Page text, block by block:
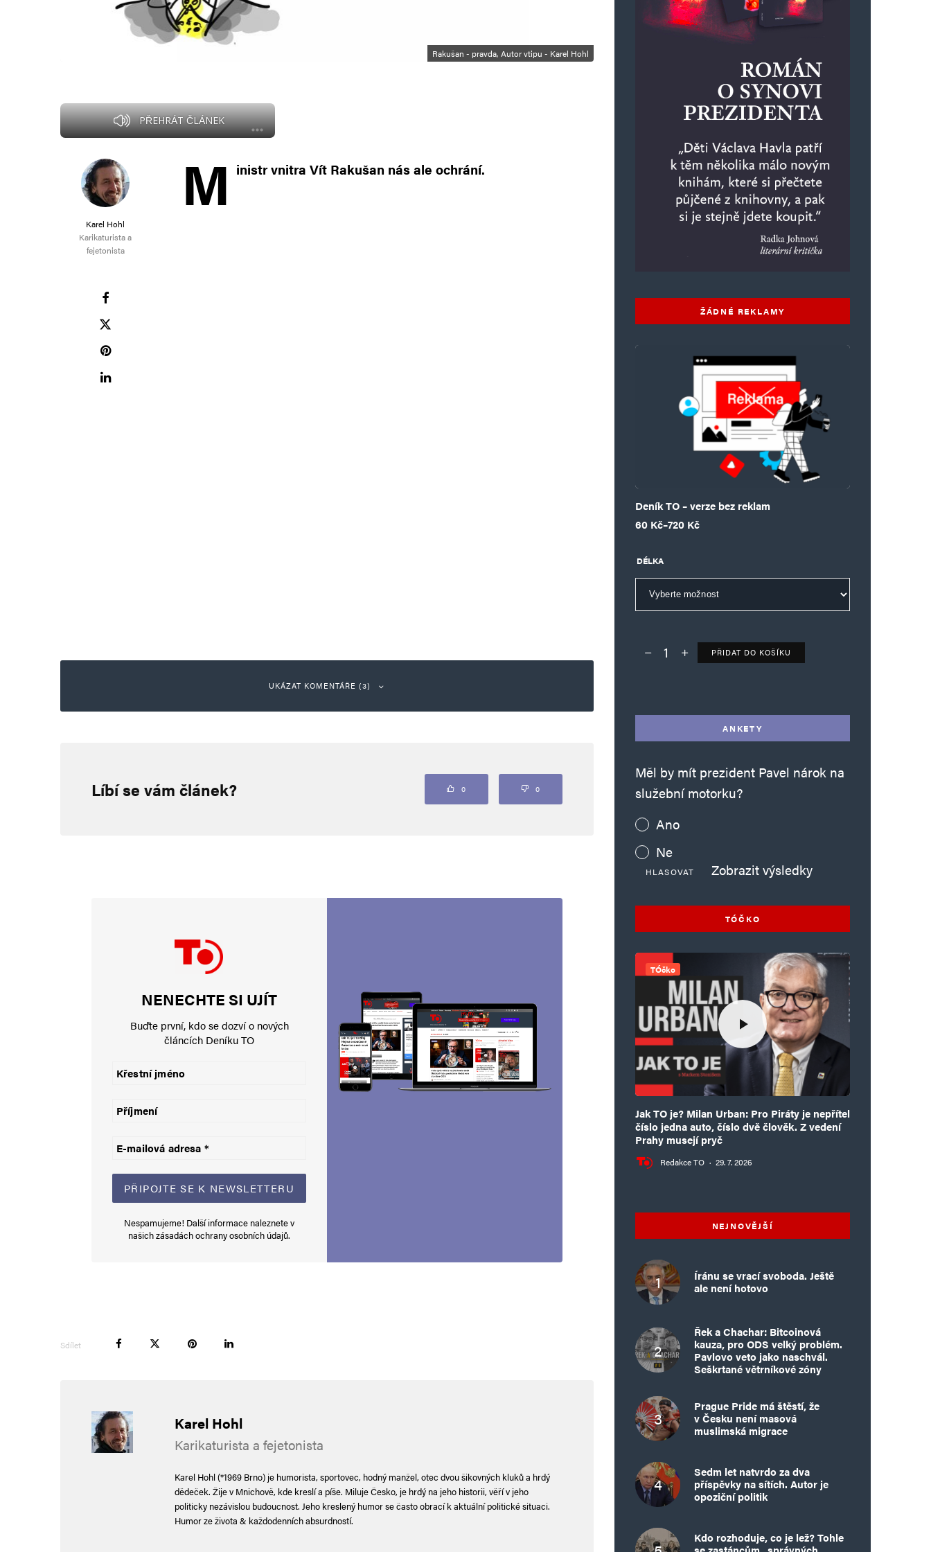
Rakušan - pravda, Autor vtipu - Karel Hohl
PŘEHRÁT ČLÁNEK
Karel Hohl
Karikaturista a
fejetonista
M inistr vnitra Vít Rakušan nás ale ochrání.
UKÁZAT KOMENTÁŘE (3)
Islamisté v Hamburku žádali chalífát, tamní veřejnoprávní televize mlčela. kvoty
VLADKA GREEN
14. 8. 2024 (17:55)
Takže Rakušan se otevřeně přiznává, že nám lže a tím nás vlastně šetří! A nebo
je to spíš Freudovské uklouznutí?!
Odpovědět
Napsat komentář
Vaše e-mailová adresa nebude zveřejněna. Vyžadované informace jsou označeny
Jméno
Uložit do prohlížeče jméno, e-mail a webovou stránku pro budoucí komentáře.
Informujte mě o nových komentářích e-mailem.
Líbí se vám článek? 0 0
NENECHTE SI UJÍT
Buďte první, kdo se dozví o nových
článcích Deníku TO
Nespamujeme! Další informace naleznete v
našichzásadách ochrany osobních údajů.
Sdílet
Karel Hohl
Karikaturista a fejetonista
Karel Hohl (*1969 Brno) je humorista, sportovec, hodný manžel, otec dvou šikovných kluků a hrdý
dědeček. Žije v Mnichově, kde kreslí a píše. Miluje Česko, je hrdý na jeho historii, věří v jeho
politicky nezávislou budoucnost. Jeho kreslený humor se často obrací k aktuální politické situaci.
Humor ze života & každodenních absurdností.
ŽÁDNÉ REKLAMY
Deník TO – verze bez reklam
60 Kč–720 Kč
Rozpětí cen: 60 Kč až 720 Kč
DÉLKA
Deník TO – verze bez reklam množství
PŘIDAT DO KOŠÍKU
ANKETY
Měl by mít prezident Pavel nárok na
služební motorku?
Ano
Ne
HLASOVAT Zobrazit výsledky
TÓČKO
TÓčko
Jak TO je? Milan Urban: Pro Piráty je nepřítel
číslo jedna auto, číslo dvě člověk. Z vedení
Prahy musejí pryč
Redakce TO · 29. 7. 2026
NEJNOVĚJŠÍ
Íránu se vrací svoboda. Ještě
ale není hotovo
Řek a Chachar: Bitcoinová
kauza, pro ODS velký problém.
Pavlovo veto jako naschvál.
Seškrtané větrníkové zóny
Prague Pride má štěstí, že
v Česku není masová
muslimská migrace
Sedm let natvrdo za dva
příspěvky na sítích. Autor je
opoziční politik
Kdo rozhoduje, co je lež? Tohle